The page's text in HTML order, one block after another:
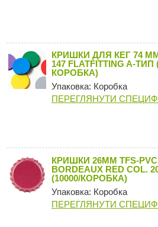
КРИШКИ ДЛЯ КЕГ 74
147 FLATFITTING A-ТИП
КОРОБКА)
Упаковка: Коробка
ПЕРЕГЛЯНУТИ
КРИШКИ 26MM TFS-PVC
BORDEAUX RED COL.
(10000/КОРОБКА)
Упаковка: Коробка
ПЕРЕГЛЯНУТИ